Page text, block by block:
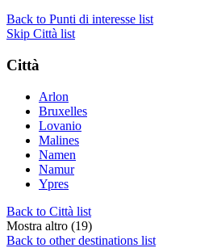
Back to Punti di interesse list
Skip Città list
Città
Arlon
Bruxelles
Lovanio
Malines
Namen
Namur
Ypres
Back to Città list
Mostra altro (19)
Back to other destinations list